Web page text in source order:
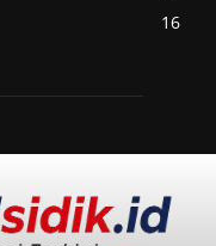
16